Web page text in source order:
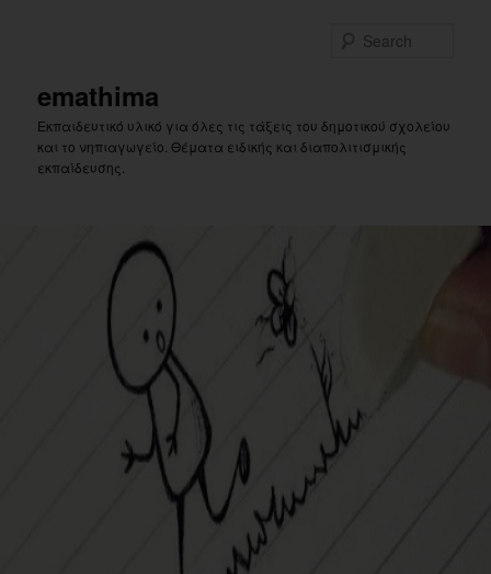
emathima
Εκπαιδευτικό υλικό για όλες τις τάξεις του δημοτικού σχολείου
και το νηπιαγωγείο. Θέματα ειδικής και διαπολιτισμικής
εκπαίδευσης.